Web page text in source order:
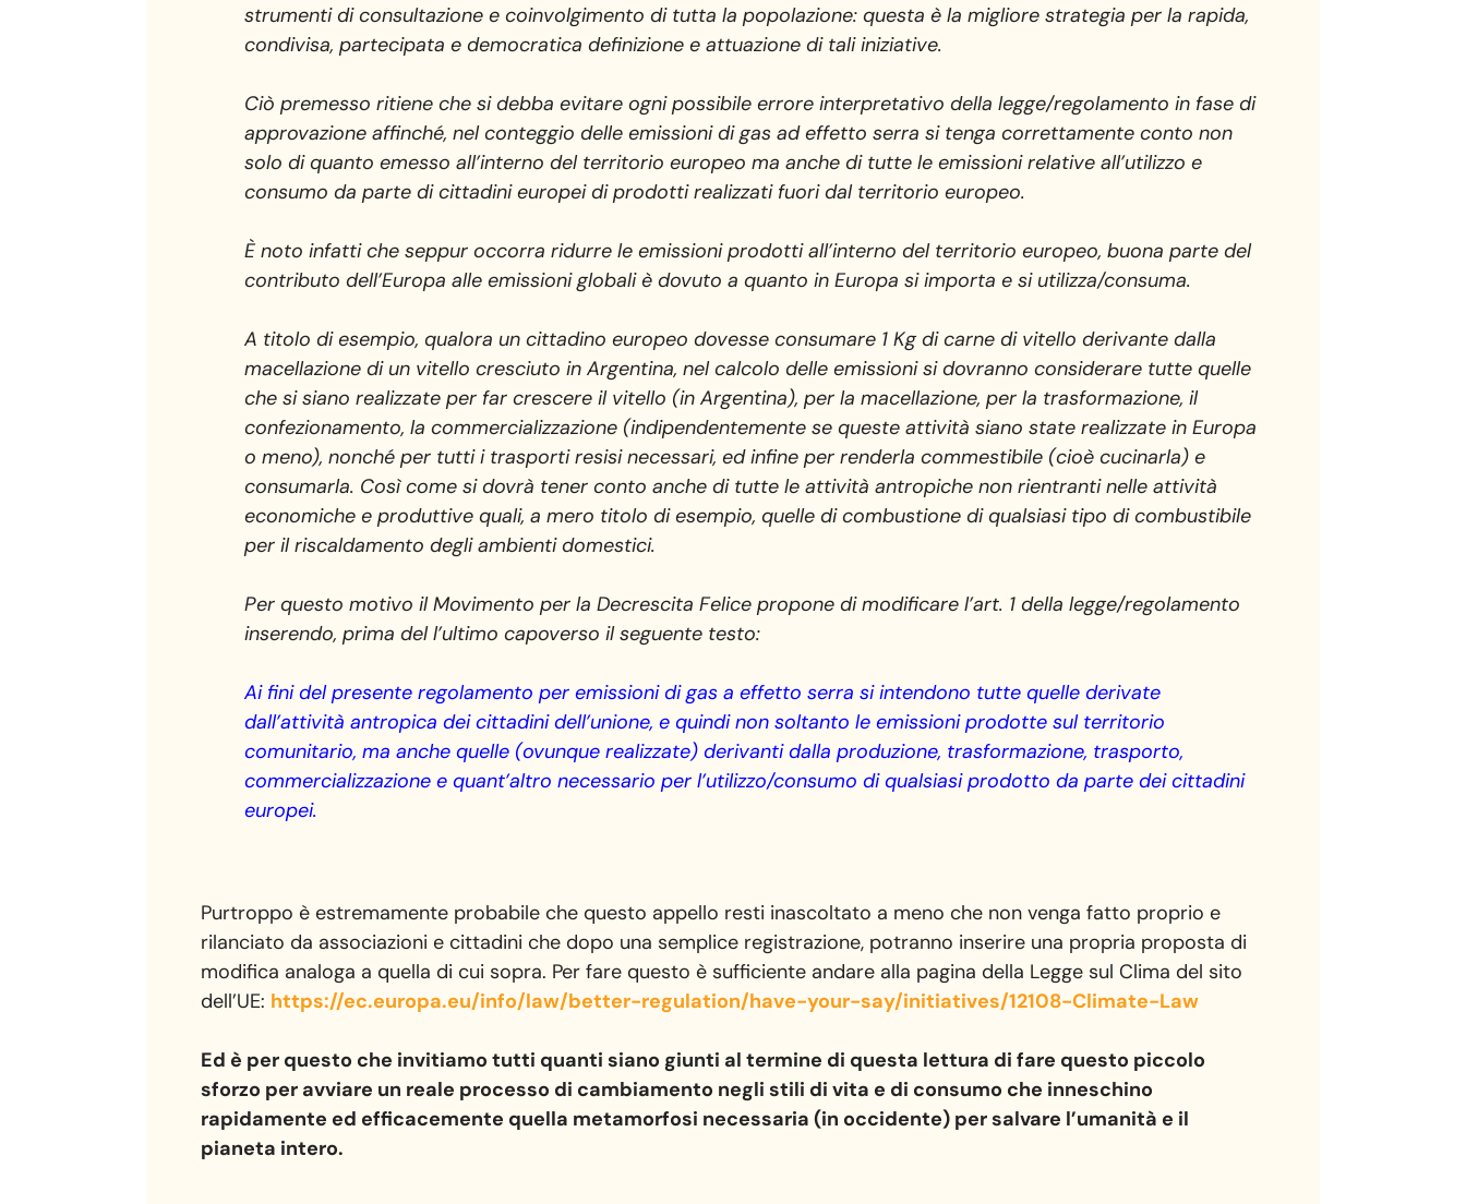
strumenti di consultazione e coinvolgimento di tutta la popolazione: questa è la migliore strategia per la rapida,
condivisa, partecipata e democratica definizione e attuazione di tali iniziative.
Ciò premesso ritiene che si debba evitare ogni possibile errore interpretativo della legge/regolamento in fase di
approvazione affinché, nel conteggio delle emissioni di gas ad effetto serra si tenga correttamente conto non
solo di quanto emesso all’interno del territorio europeo ma anche di tutte le emissioni relative all’utilizzo e
consumo da parte di cittadini europei di prodotti realizzati fuori dal territorio europeo.
È noto infatti che seppur occorra ridurre le emissioni prodotti all’interno del territorio europeo, buona parte del
contributo dell’Europa alle emissioni globali è dovuto a quanto in Europa si importa e si utilizza/consuma.
A titolo di esempio, qualora un cittadino europeo dovesse consumare 1 Kg di carne di vitello derivante dalla
macellazione di un vitello cresciuto in Argentina, nel calcolo delle emissioni si dovranno considerare tutte quelle
che si siano realizzate per far crescere il vitello (in Argentina), per la macellazione, per la trasformazione, il
confezionamento, la commercializzazione (indipendentemente se queste attività siano state realizzate in Europa
o meno), nonché per tutti i trasporti resisi necessari, ed infine per renderla commestibile (cioè cucinarla) e
consumarla. Così come si dovrà tener conto anche di tutte le attività antropiche non rientranti nelle attività
economiche e produttive quali, a mero titolo di esempio, quelle di combustione di qualsiasi tipo di combustibile
per il riscaldamento degli ambienti domestici.
Per questo motivo il Movimento per la Decrescita Felice propone di modificare l’art. 1 della legge/regolamento
inserendo, prima del l’ultimo capoverso il seguente testo:
Ai fini del presente regolamento per emissioni di gas a effetto serra si intendono tutte quelle derivate
dall’attività antropica dei cittadini dell’unione, e quindi non soltanto le emissioni prodotte sul territorio
comunitario, ma anche quelle (ovunque realizzate) derivanti dalla produzione, trasformazione, trasporto,
commercializzazione e quant’altro necessario per l’utilizzo/consumo di qualsiasi prodotto da parte dei cittadini
europei.
Purtroppo è estremamente probabile che questo appello resti inascoltato a meno che non venga fatto proprio e
rilanciato da associazioni e cittadini che dopo una semplice registrazione, potranno inserire una propria proposta di
modifica analoga a quella di cui sopra. Per fare questo è sufficiente andare alla pagina della Legge sul Clima del sito
dell’UE: https://ec.europa.eu/info/law/better-regulation/have-your-say/initiatives/12108-Climate-Law
Ed è per questo che invitiamo tutti quanti siano giunti al termine di questa lettura di fare questo piccolo
sforzo per avviare un reale processo di cambiamento negli stili di vita e di consumo che inneschino
rapidamente ed efficacemente quella metamorfosi necessaria (in occidente) per salvare l’umanità e il
pianeta intero.